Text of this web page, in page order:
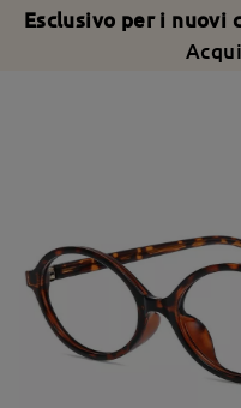
Esclusivo per i nuovi